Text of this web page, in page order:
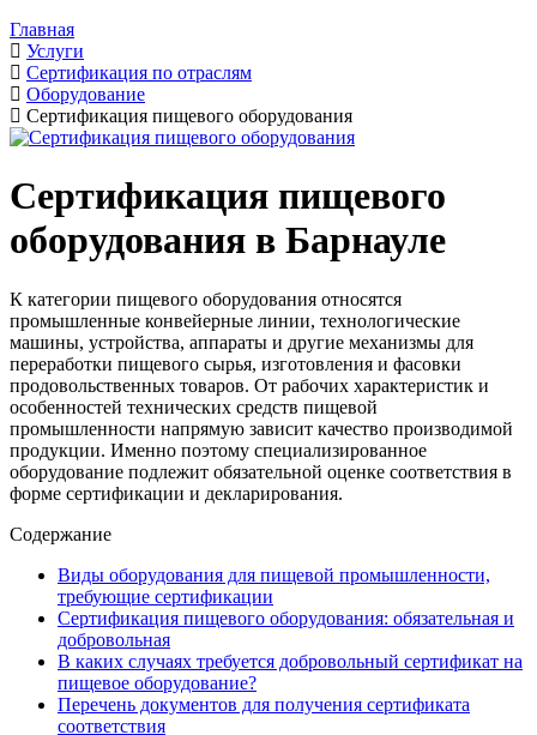
Главная
Услуги
Сертификация по отраслям
Оборудование
Сертификация пищевого оборудования
Сертификация пищевого
оборудования в Барнауле
К категории пищевого оборудования относятся
промышленные конвейерные линии, технологические
машины, устройства, аппараты и другие механизмы для
переработки пищевого сырья, изготовления и фасовки
продовольственных товаров. От рабочих характеристик и
особенностей технических средств пищевой
промышленности напрямую зависит качество производимой
продукции. Именно поэтому специализированное
оборудование подлежит обязательной оценке соответствия в
форме сертификации и декларирования.
Содержание
Виды оборудования для пищевой промышленности,
требующие сертификации
Сертификация пищевого оборудования: обязательная и
добровольная
В каких случаях требуется добровольный сертификат на
пищевое оборудование?
Перечень документов для получения сертификата
соответствия